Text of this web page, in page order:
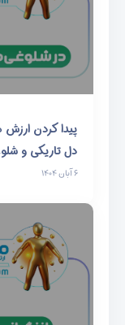
پیدا کردن
دل تاریکی و
۶ آبان ۱۴۰۴